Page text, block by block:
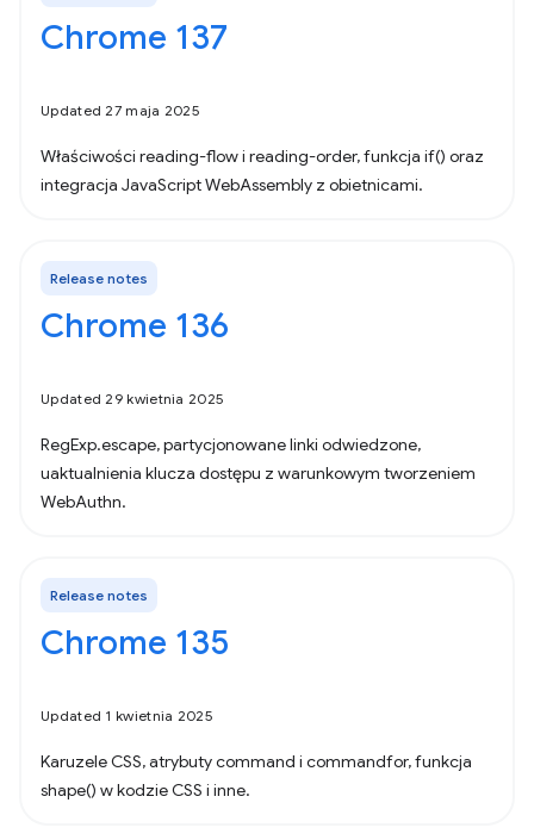
Chrome 137
Updated 27 maja 2025
Właściwości reading-flow i reading-order, funkcja if() oraz
integracja JavaScript WebAssembly z obietnicami.
Release notes
Chrome 136
Updated 29 kwietnia 2025
RegExp.escape, partycjonowane linki odwiedzone,
uaktualnienia klucza dostępu z warunkowym tworzeniem
WebAuthn.
Release notes
Chrome 135
Updated 1 kwietnia 2025
Karuzele CSS, atrybuty command i commandfor, funkcja
shape() w kodzie CSS i inne.